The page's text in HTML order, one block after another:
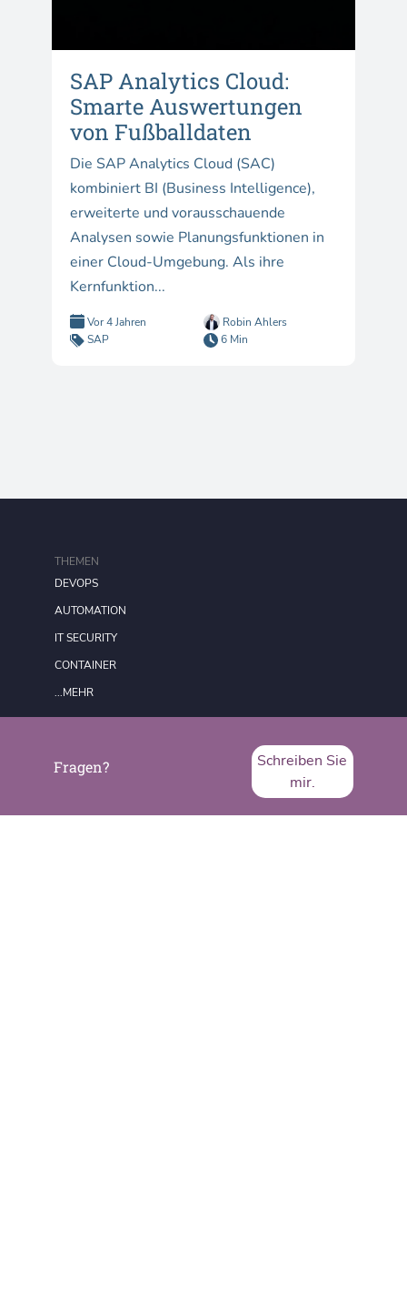
SAP Analytics Cloud:
Smarte Auswertungen
von Fußballdaten
Die SAP Analytics Cloud (SAC)
kombiniert BI (Business Intelligence),
erweiterte und vorausschauende
Analysen sowie Planungsfunktionen in
einer Cloud-Umgebung. Als ihre
Kernfunktion...
Vor 4 Jahren
Robin Ahlers
SAP
6 Min
Fragen?
Schreiben Sie
mir.
REDAKTION
THEMEN
DEVOPS
AUTOMATION
IT SECURITY
CONTAINER
...MEHR